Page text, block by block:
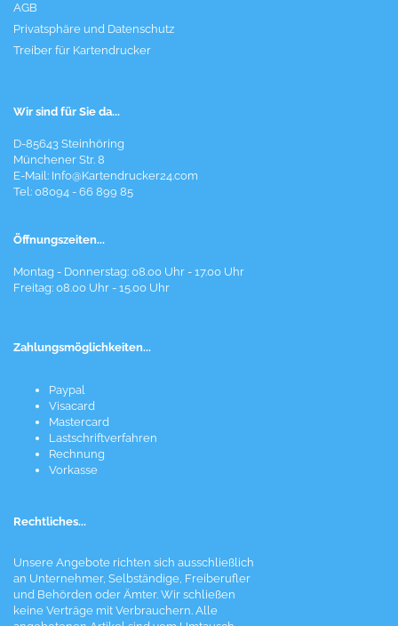
AGB
Privatsphäre und Datenschutz
Treiber für Kartendrucker
Wir sind für Sie da...
D-85643 Steinhöring
Münchener Str. 8
E-Mail: Info@Kartendrucker24.com
Tel: 08094 - 66 899 85
Öffnungszeiten...
Montag - Donnerstag: 08.00 Uhr - 17.00 Uhr
Freitag: 08.00 Uhr - 15.00 Uhr
Zahlungsmöglichkeiten...
Paypal
Visacard
Mastercard
Lastschriftverfahren
Rechnung
Vorkasse
Rechtliches...
Unsere Angebote richten sich ausschließlich
an Unternehmer, Selbständige, Freiberufler
und Behörden oder Ämter. Wir schließen
keine Verträge mit Verbrauchern. Alle